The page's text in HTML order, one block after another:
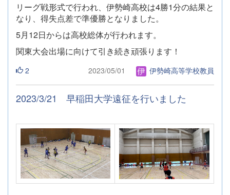
リーグ戦形式で行われ、伊勢崎高校は4勝1分の結果と
なり、得失点差で準優勝となりました。
5月12日からは高校総体が行われます。
関東大会出場に向けて引き続き頑張ります！
2 2023/05/01 伊勢崎高等学校教員
2023/3/21 早稲田大学遠征を行いました